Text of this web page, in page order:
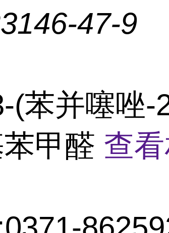
47-9
(苯并噻唑-
甲醛 查